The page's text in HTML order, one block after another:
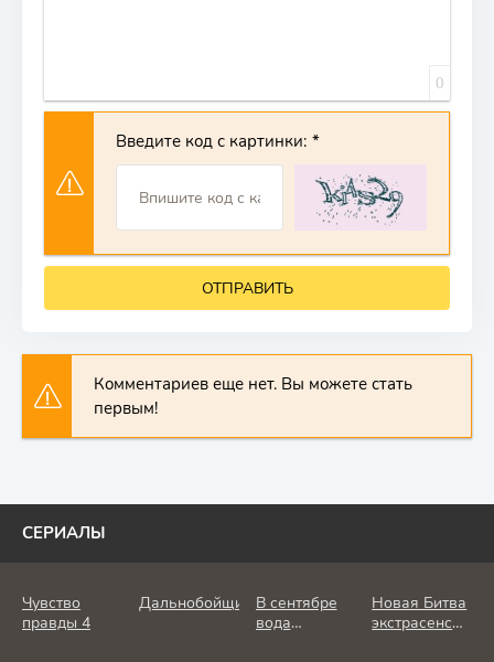
0
Введите код с картинки:
ОТПРАВИТЬ
Комментариев еще нет. Вы можете стать
первым!
СЕРИАЛЫ
Чувство
правды 4
Дальнобойщик
В сентябре
вода
Новая Битва
экстрасенсов